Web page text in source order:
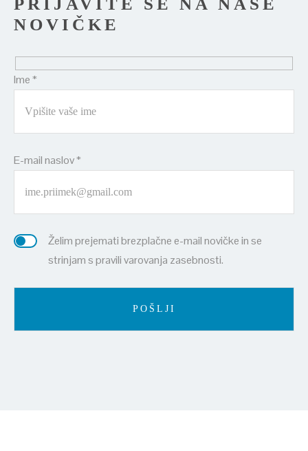
PRIJAVITE SE NA NAŠE
NOVIČKE
Ime *
E-mail naslov *
Želim prejemati brezplačne e-mail novičke in se
strinjam s pravili varovanja zasebnosti.